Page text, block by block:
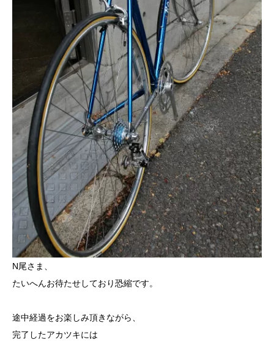
N尾さま、
たいへんお待たせしており恐縮です。
途中経過をお楽しみ頂きながら、
完了したアカツキには